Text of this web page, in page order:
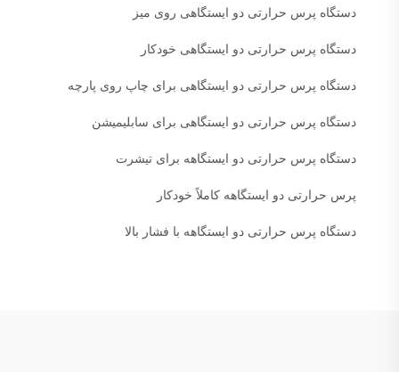
دستگاه پرس حرارتی دو ایستگاهی روی میز
دستگاه پرس حرارتی دو ایستگاهی خودکار
دستگاه پرس حرارتی دو ایستگاهی برای چاپ روی پارچه
دستگاه پرس حرارتی دو ایستگاهی برای سابلیمیشن
دستگاه پرس حرارتی دو ایستگاهه برای تیشرت
پرس حرارتی دو ایستگاهه کاملاً خودکار
دستگاه پرس حرارتی دو ایستگاهه با فشار بالا